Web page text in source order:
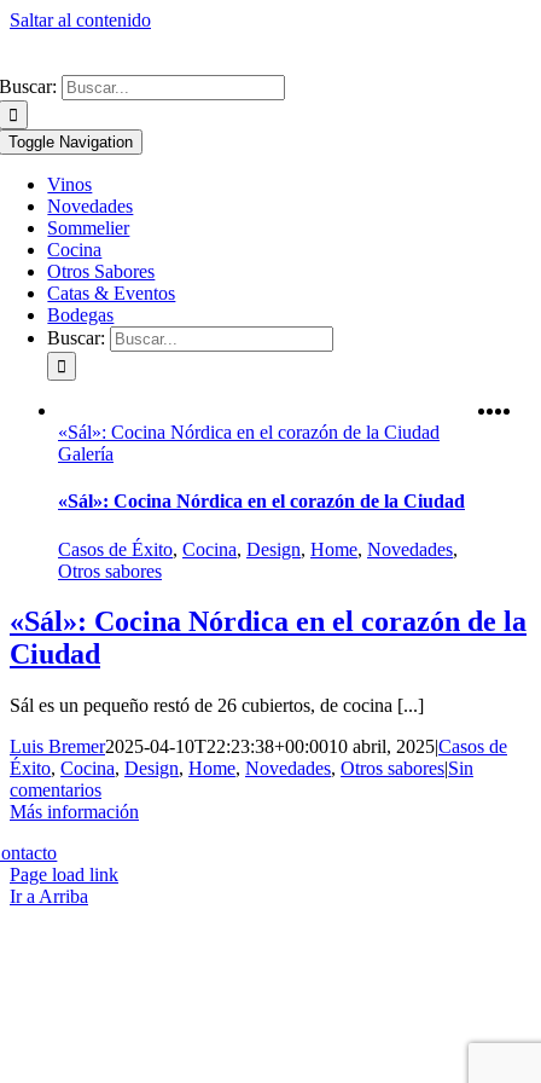
Saltar al contenido
Buscar:
Toggle Navigation
Vinos
Novedades
Sommelier
Cocina
Otros Sabores
Catas & Eventos
Bodegas
Buscar:
«Sál»: Cocina Nórdica en el corazón de la Ciudad
Galería
«Sál»: Cocina Nórdica en el corazón de la Ciudad
Casos de Éxito, Cocina, Design, Home, Novedades,
Otros sabores
«Sál»: Cocina Nórdica en el corazón de la
Ciudad
Sál es un pequeño restó de 26 cubiertos, de cocina [...]
Luis Bremer2025-04-10T22:23:38+00:0010 abril, 2025|Casos de
Éxito, Cocina, Design, Home, Novedades, Otros sabores|Sin
comentarios
Más información
Page load link
Ir a Arriba